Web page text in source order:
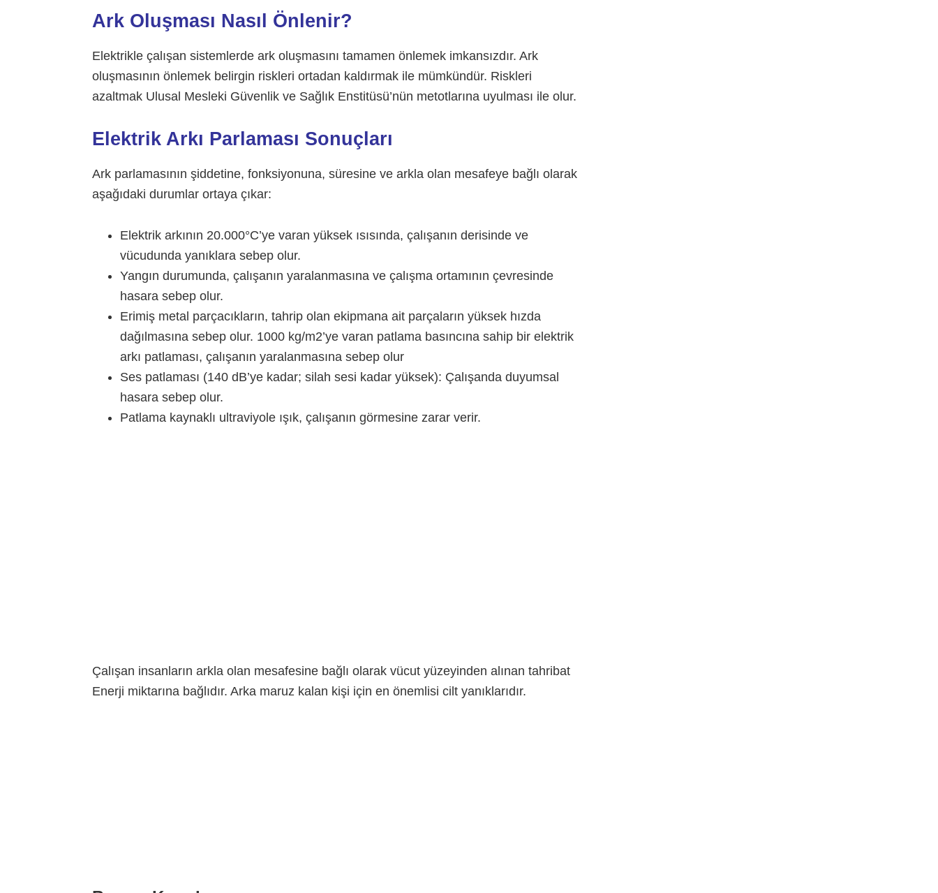
Ark Oluşması Nasıl Önlenir?
Elektrikle çalışan sistemlerde ark oluşmasını tamamen önlemek imkansızdır. Ark
oluşmasının önlemek belirgin riskleri ortadan kaldırmak ile mümkündür. Riskleri
azaltmak Ulusal Mesleki Güvenlik ve Sağlık Enstitüsü’nün metotlarına uyulması ile olur.
Elektrik Arkı Parlaması Sonuçları
Ark parlamasının şiddetine, fonksiyonuna, süresine ve arkla olan mesafeye bağlı olarak
aşağıdaki durumlar ortaya çıkar:
Elektrik arkının 20.000°C’ye varan yüksek ısısında, çalışanın derisinde ve
vücudunda yanıklara sebep olur.
Yangın durumunda, çalışanın yaralanmasına ve çalışma ortamının çevresinde
hasara sebep olur.
Erimiş metal parçacıkların, tahrip olan ekipmana ait parçaların yüksek hızda
dağılmasına sebep olur. 1000 kg/m2’ye varan patlama basıncına sahip bir elektrik
arkı patlaması, çalışanın yaralanmasına sebep olur
Ses patlaması (140 dB’ye kadar; silah sesi kadar yüksek): Çalışanda duyumsal
hasara sebep olur.
Patlama kaynaklı ultraviyole ışık, çalışanın görmesine zarar verir.
Çalışan insanların arkla olan mesafesine bağlı olarak vücut yüzeyinden alınan tahribat
Enerji miktarına bağlıdır. Arka maruz kalan kişi için en önemlisi cilt yanıklarıdır.